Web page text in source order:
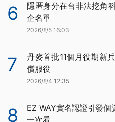
6
隱匿身分在台非法挖角
企名單
2026/8/5 16:03
7
丹麥首批11個月役期新
償服役
2026/8/4 12:35
8
EZ WAY實名認證引發
一次看